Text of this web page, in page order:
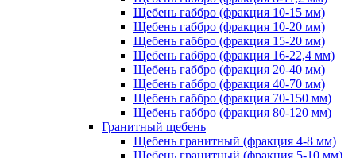
Щебень габбро (фракция 10-15 мм)
Щебень габбро (фракция 10-20 мм)
Щебень габбро (фракция 15-20 мм)
Щебень габбро (фракция 16-22,4 мм)
Щебень габбро (фракция 20-40 мм)
Щебень габбро (фракция 40-70 мм)
Щебень габбро (фракция 70-150 мм)
Щебень габбро (фракция 80-120 мм)
Гранитный щебень
Щебень гранитный (фракция 4-8 мм)
Щебень гранитный (фракция 5-10 мм)